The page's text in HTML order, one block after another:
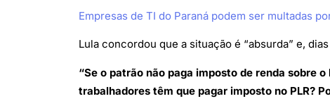
Empresas de TI do Paraná podem ser multadas
Lula concordou que a situação é “absurda” e,
“Se o patrão não paga imposto de renda sobre
trabalhadores têm que pagar imposto no PLR?